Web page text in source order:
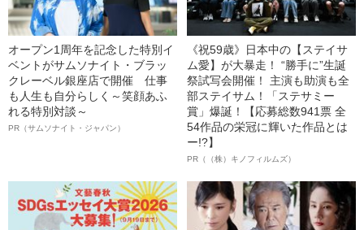
オープン1周年を記念した特別イ
ベントがサムソナイト・ブラッ
クレーベル銀座店で開催 仕事
も人生も自分らしく～笑顔あふ
れる特別対談～
PR（サムソナイト・ジャパン）
《祝59歳》日本中の【ステイサ
ム愛】が大暴走！ “勝手に”生誕
祭試写会開催！ 主演も助演も全
部ステイサム！「ステサミー
賞」爆誕！【応募総数941票 全
54作品の栄冠に輝いた作品とは
ー!?】
PR（（株）キノフィルムズ）